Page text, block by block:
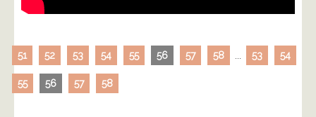
51 52 53 54 55 56 57 58 53 54
55 56 57 58